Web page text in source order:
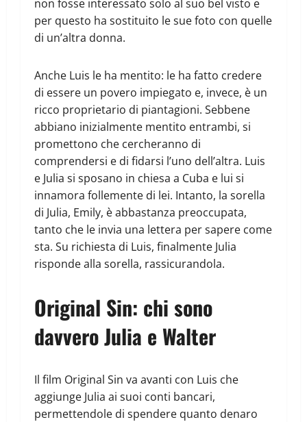
non fosse interessato solo al suo bel visto e
per questo ha sostituito le sue foto con quelle
di un’altra donna.
Anche Luis le ha mentito: le ha fatto credere
di essere un povero impiegato e, invece, è un
ricco proprietario di piantagioni. Sebbene
abbiano inizialmente mentito entrambi, si
promettono che cercheranno di
comprendersi e di fidarsi l’uno dell’altra. Luis
e Julia si sposano in chiesa a Cuba e lui si
innamora follemente di lei. Intanto, la sorella
di Julia, Emily, è abbastanza preoccupata,
tanto che le invia una lettera per sapere come
sta. Su richiesta di Luis, finalmente Julia
risponde alla sorella, rassicurandola.
Original Sin: chi sono
davvero Julia e Walter
Il film Original Sin va avanti con Luis che
aggiunge Julia ai suoi conti bancari,
permettendole di spendere quanto denaro